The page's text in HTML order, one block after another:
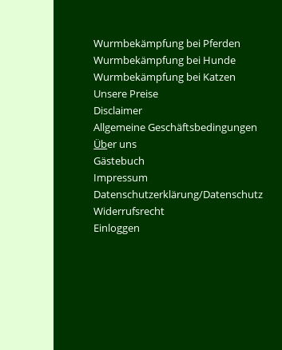
Wurmbekämpfung bei Pferden
Wurmbekämpfung bei Hunde
Wurmbekämpfung bei Katzen
Unsere Preise
Disclaimer
Allgemeine Geschäftsbedingungen
Über uns
Gästebuch
Impressum
Datenschutzerklärung/Datenschutz
Widerrufsrecht
Einloggen